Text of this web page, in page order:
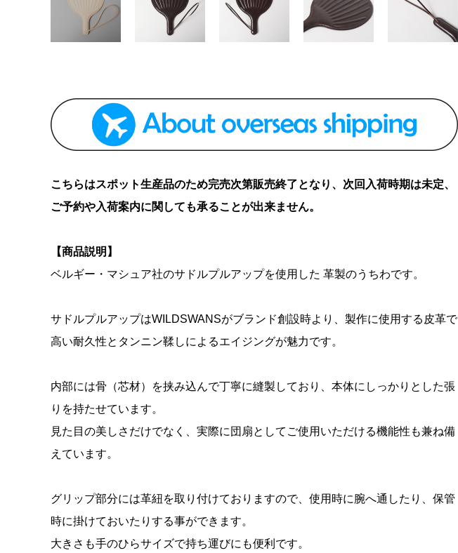
こちらはスポット生産品のため完売次第販売終了となり、次回入荷時期は未定、
ご予約や入荷案内に関しても承ることが出来ません。
【商品説明】
ベルギー・マシュア社のサドルプルアップを使用した 革製のうちわです。
サドルプルアップはWILDSWANSがブランド創設時より、製作に使用する皮革で
高い耐久性とタンニン鞣しによるエイジングが魅力です。
内部には骨（芯材）を挟み込んで丁寧に縫製しており、本体にしっかりとした張
りを持たせています。
見た目の美しさだけでなく、実際に団扇としてご使用いただける機能性も兼ね備
えています。
グリップ部分には革紐を取り付けておりますので、使用時に腕へ通したり、保管
時に掛けておいたりする事ができます。
大きさも手のひらサイズで持ち運びにも便利です。